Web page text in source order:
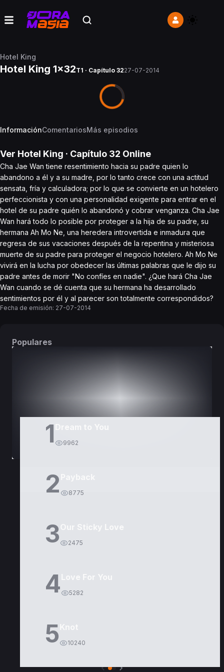
Hotel King
Hotel King 1x32T1 · Capítulo 3227-07-2014
InformaciónComentariosMás episodios
Ver Hotel King · Capítulo 32 Online
Cha Jae Wan tiene resentimiento hacia su padre quien lo
abandono a él y a su madre, por lo tanto crece con una actitud
sensata, fría y calculadora; por lo que se convierte en un hotelero
perfeccionista y con una personalidad exigente para entrar en el
hotel de su padre quién lo abandonó y cobrar venganza. Cha Jae
Wan hará todo lo posible por proteger a la hija de su padre, su
hermana Ah Mo Ne, una heredera introvertida e inmadura que
regresa de sus vacaciones después de la repentina y misteriosa
muerte de su padre para proteger el negocio hotelero. Ah Mo Ne
vivirá en la lucha por obedecer las últimas palabras que le dijo su
padre antes de morir "No confíes en nadie". ¿Que hará Cha Jae
Wan cuando se dé cuenta que su hermana ha desarrollado
sentimientos por él y al parecer son totalmente correspondidos?
Fecha de emisión: 27-07-2014
Populares
1 9962
2 8775
3 2475
4 5282
5 10240